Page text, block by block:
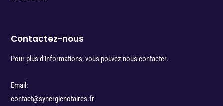
Contactez-nous
Pour plus d’informations, vous pouvez nous contacter.
Email:
contact@synergienotaires.fr